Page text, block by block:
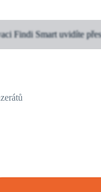
Findi Smart uvidíte